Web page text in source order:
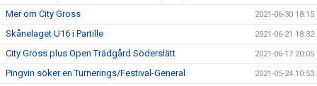
Mer om City Gross 2021-06-30 18:15
Skånelaget U16 i Partille 2021-06-21 18:32
City Gross plus Open Trädgård Söderslätt 2021-06-17 20:05
Pingvin söker en Turnerings/Festival-General 2021-05-24 10:53